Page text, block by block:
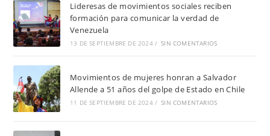
Lideresas de movimientos sociales reciben
formación para comunicar la verdad de
Venezuela
13 DE SEPTIEMBRE DE 2024 / SIN COMENTARIOS
Movimientos de mujeres honran a Salvador
Allende a 51 años del golpe de Estado en Chile
11 DE SEPTIEMBRE DE 2024 / SIN COMENTARIOS